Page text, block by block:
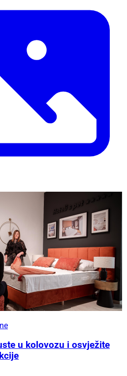
u kolovozu i osvježite